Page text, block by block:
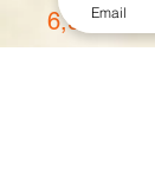
6,90 €Prix
Email